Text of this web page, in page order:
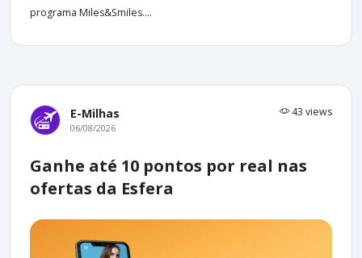
programa Miles&Smiles....
E-Milhas 43 views
06/08/2026
Ganhe até 10 pontos por real nas
ofertas da Esfera